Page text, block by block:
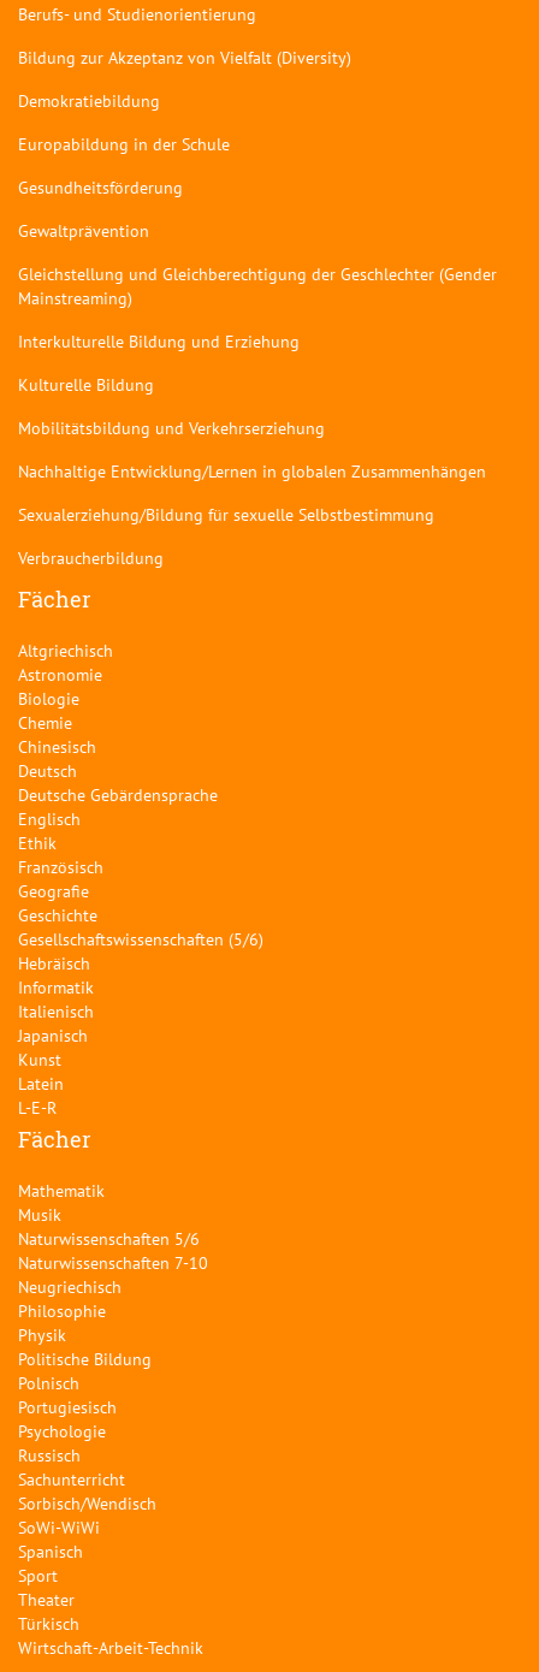
Berufs- und Studienorientierung
Bildung zur Akzeptanz von Vielfalt (Diversity)
Demokratiebildung
Europabildung in der Schule
Gesundheitsförderung
Gewaltprävention
Gleichstellung und Gleichberechtigung der Geschlechter (Gender
Mainstreaming)
Interkulturelle Bildung und Erziehung
Kulturelle Bildung
Mobilitätsbildung und Verkehrserziehung
Nachhaltige Entwicklung/Lernen in globalen Zusammenhängen
Sexualerziehung/Bildung für sexuelle Selbstbestimmung
Verbraucherbildung
Fächer
Altgriechisch
Astronomie
Biologie
Chemie
Chinesisch
Deutsch
Deutsche Gebärdensprache
Englisch
Ethik
Französisch
Geografie
Geschichte
Gesellschaftswissenschaften (5/6)
Hebräisch
Informatik
Italienisch
Japanisch
Kunst
Latein
L-E-R
Fächer
Mathematik
Musik
Naturwissenschaften 5/6
Naturwissenschaften 7-10
Neugriechisch
Philosophie
Physik
Politische Bildung
Polnisch
Portugiesisch
Psychologie
Russisch
Sachunterricht
Sorbisch/Wendisch
SoWi-WiWi
Spanisch
Sport
Theater
Türkisch
Wirtschaft-Arbeit-Technik